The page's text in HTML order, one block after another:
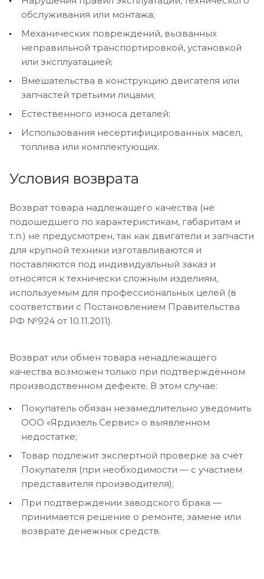
обслуживания или монтажа;
Механических повреждений, вызванных
неправильной транспортировкой, установкой
или эксплуатацией;
Вмешательства в конструкцию двигателя или
запчастей третьими лицами;
Естественного износа деталей;
Использования несертифицированных масел,
топлива или комплектующих.
Условия возврата
Возврат товара надлежащего качества (не
подошедшего по характеристикам, габаритам и
т.п.) не предусмотрен, так как двигатели и запчасти
для крупной техники изготавливаются и
поставляются под индивидуальный заказ и
относятся к технически сложным изделиям,
используемым для профессиональных целей (в
соответствии с Постановлением Правительства
РФ №924 от 10.11.2011).
Возврат или обмен товара ненадлежащего
качества возможен только при подтверждённом
производственном дефекте. В этом случае:
Покупатель обязан незамедлительно уведомить
ООО «Ярдизель Сервис» о выявленном
недостатке;
Товар подлежит экспертной проверке за счёт
Покупателя (при необходимости — с участием
представителя производителя);
При подтверждении заводского брака —
принимается решение о ремонте, замене или
возврате денежных средств.